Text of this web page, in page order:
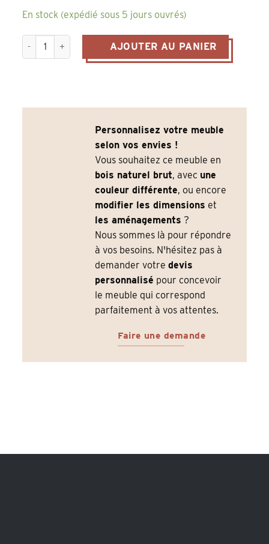
En stock (expédié sous 5 jours ouvrés)
quantité de Comptoir Boutique PRESTON – Pin Massif
AJOUTER AU PANIER
Personnalisez votre meuble
selon vos envies !
Vous souhaitez ce meuble en
bois naturel brut, avec une
couleur différente, ou encore
modifier les dimensions et
les aménagements ?
Nous sommes là pour répondre
à vos besoins. N'hésitez pas à
demander votredevis
personnalisé pour concevoir
le meuble qui correspond
parfaitement à vos attentes.
Faire une demande